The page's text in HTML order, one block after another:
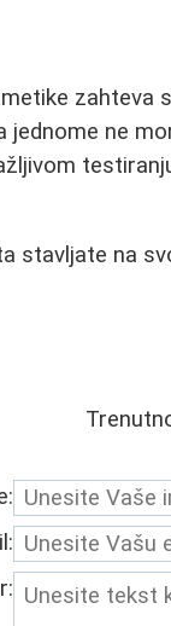
zahteva
jednome ne
stavljate na